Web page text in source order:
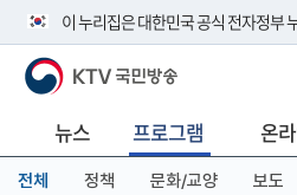
이 누리집은 대한민국 공식 전자정부
공식 누리집 주소 확인하기
니다.
이밖에 or.kr 또는 .kr등 다른 도메인 주
서 도메인 주소를 확인해 보세요
KTV 국민방송
뉴스 프로그램 온
전체 정책 문화/교양 보도